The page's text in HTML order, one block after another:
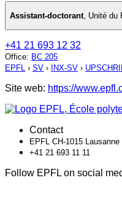
Assistant-doctorant, Unité du
+41 21 693 12 32
Office: BC 205
EPFL › SV › INX-SV ›
Site web: https://
Contact
EPFL CH-1015 Lausanne
+41 21 693 11 11
Follow EPFL on social